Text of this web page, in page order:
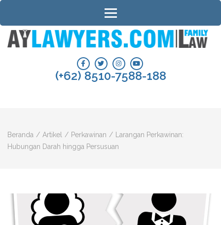
Lompat
konten
(Tekan
AYLAWYERS.COM | PENGACARA
PERCERAIAN DAN HUKUM
KELUARGA BANJARMASIN
(+62) 8510-7588-188
Beranda / Artikel / Perkawinan /
Larangan Perkawinan:
Hubungan Darah hingga Persusuan